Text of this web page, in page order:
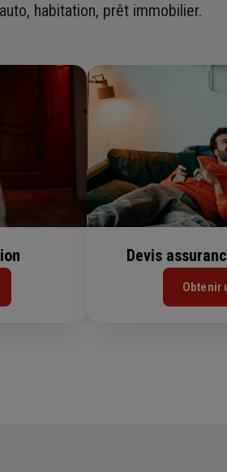
habitation, prêt immobilier.
Devis
Obtenir